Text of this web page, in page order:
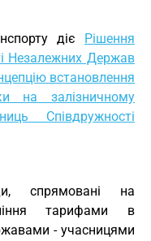
діє Рішення
Незалежних Держав
встановлення
на залізничному
Співдружності
спрямовані на
тарифами в
- учасницями